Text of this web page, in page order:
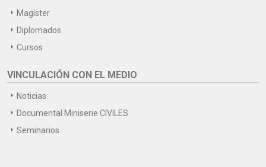
Magíster
Diplomados
Cursos
VINCULACIÓN CON EL MEDIO
Noticias
Documental Miniserie CIVILES
Seminarios